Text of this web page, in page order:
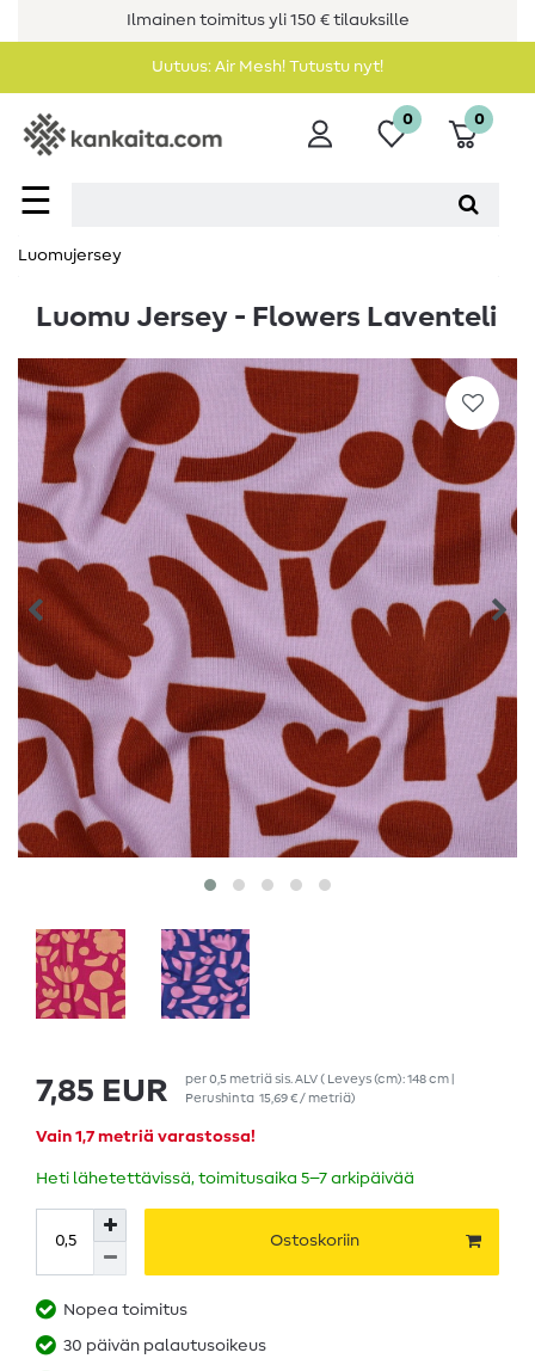
Ilmainen toimitus yli 150 € tilauksille
Uutuus: Air Mesh! Tutustu nyt!
☰
0 0
Luomujersey
Luomu Jersey - Flowers Laventeli
7,85 EUR per0,5 metriäsis. ALV( Leveys (cm): 148 cm |
Perushinta 15,69 € / metriä)
Vain 1,7 metriä varastossa!
Heti lähetettävissä, toimitusaika 5–7 arkipäivää
Ostoskoriin
Nopea toimitus
30 päivän palautusoikeus